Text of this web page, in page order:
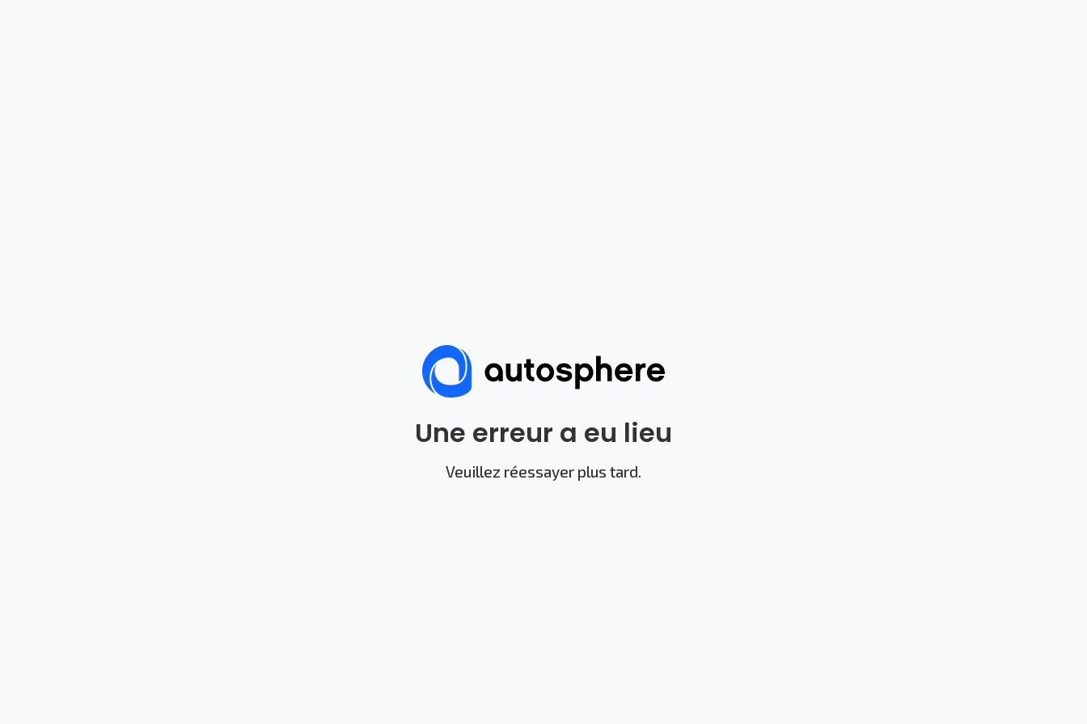
Une erreur a eu lieu
Veuillez réessayer plus tard.